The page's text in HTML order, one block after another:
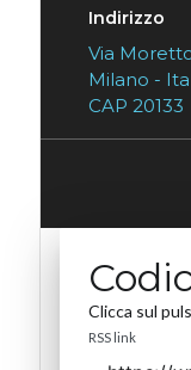
Indirizzo
Via
Milano -
CAP 20133
Clicca sul
RSS link